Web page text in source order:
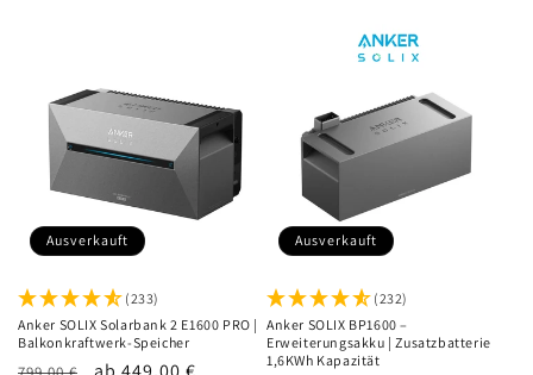
Ausverkauft
(233)
Anker SOLIX Solarbank 2 E1600 PRO |
Balkonkraftwerk-Speicher
Ausverkauft
(232)
Anker SOLIX BP1600 –
Erweiterungsakku | Zusatzbatterie
1,6KWh Kapazität